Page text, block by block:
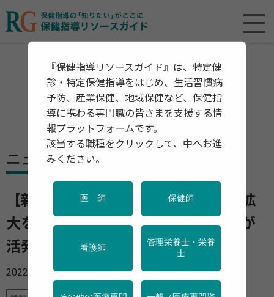
ニュース
【新型コロナ】保健師がコロナ禍の拡
大を食い止めている 保健師の活動が
活発な地域では罹患率は減少
2022年05月23日
『保健指導リソースガイド』は、特定健
診・特定保健指導をはじめ、生活習慣病
予防、産業保健、地域保健など、保健指
導に携わる専門職の皆さまを支援する情
報プラットフォームです。
該当する職種をクリックして、中へお進
みください。
医 師 保健師
看護師
管理栄養士・栄養
士